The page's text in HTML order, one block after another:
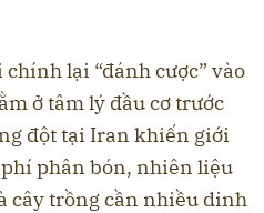
lại “đánh cược” vào
ở tâm lý đầu cơ trước
đột tại Iran khiến giới
phân bón, nhiên liệu
cây trồng cần nhiều dinh